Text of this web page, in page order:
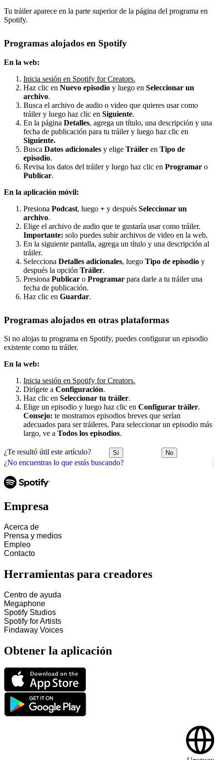
¿No encuentras lo que estás buscando?
Tu tráiler aparece en la parte superior de la página del programa en
Spotify.
Programas alojados en Spotify
En la web:
Inicia sesión en Spotify for Creators.
Haz clic en Nuevo episodio y luego en Seleccionar un
archivo.
Busca el archivo de audio o video que quieres usar como
tráiler y luego haz clic en Siguiente.
En la página Detalles, agrega un título, una descripción y una
fecha de publicación para tu tráiler y luego haz clic en
Siguiente.
Busca Datos adicionales y elige Tráiler en Tipo de
episodio.
Revisa los datos del tráiler y luego haz clic en Programar o
Publicar.
En la aplicación móvil:
Presiona Podcast, luego + y después Seleccionar un
archivo.
Elige el archivo de audio que te gustaría usar como tráiler.
Importante: solo puedes subir archivos de video en la web.
En la siguiente pantalla, agrega un título y una descripción al
tráiler.
Selecciona Detalles adicionales, luego Tipo de episodio y
después la opción Tráiler.
Presiona Publicar o Programar para darle a tu tráiler una
fecha de publicación.
Haz clic en Guardar.
Programas alojados en otras plataformas
Si no alojas tu programa en Spotify, puedes configurar un episodio
existente como tu tráiler.
En la web:
Inicia sesión en Spotify for Creators.
Dirígete a Configuración.
Haz clic en Seleccionar tu tráiler.
Elige un episodio y luego haz clic en Configurar tráiler.
Consejo: te mostramos episodios breves que serían
adecuados para ser tráileres. Para seleccionar un episodio más
largo, ve a Todos los episodios.
¿Te resultó útil este artículo? Sí No
Empresa
Acerca de
Prensa y medios
Empleo
Contacto
Herramientas para creadores
Centro de ayuda
Megaphone
Spotify Studios
Spotify for Artists
Findaway Voices
Obtener la aplicación